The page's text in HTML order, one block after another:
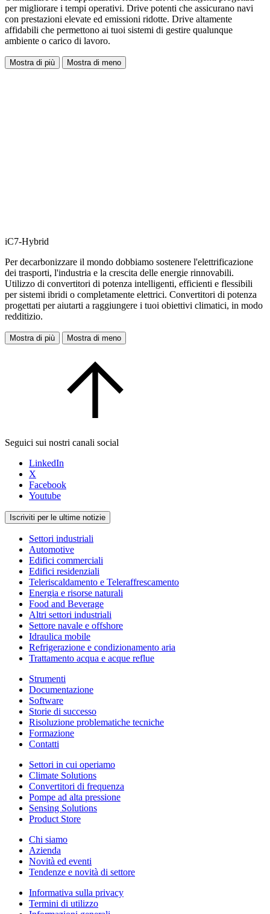
per migliorare i tempi operativi. Drive potenti che assicurano navi
con prestazioni elevate ed emissioni ridotte. Drive altamente
affidabili che permettono ai tuoi sistemi di gestire qualunque
ambiente o carico di lavoro.
Mostra di più Mostra di meno
iC7-Hybrid
Per decarbonizzare il mondo dobbiamo sostenere l'elettrificazione
dei trasporti, l'industria e la crescita delle energie rinnovabili.
Utilizzo di convertitori di potenza intelligenti, efficienti e flessibili
per sistemi ibridi o completamente elettrici. Convertitori di potenza
progettati per aiutarti a raggiungere i tuoi obiettivi climatici, in modo
redditizio.
Mostra di più Mostra di meno
Seguici sui nostri canali social
LinkedIn
X
Facebook
Youtube
Iscriviti per le ultime notizie
Settori industriali
Automotive
Edifici commerciali
Edifici residenziali
Teleriscaldamento e Teleraffrescamento
Energia e risorse naturali
Food and Beverage
Altri settori industriali
Settore navale e offshore
Idraulica mobile
Refrigerazione e condizionamento aria
Trattamento acqua e acque reflue
Strumenti
Documentazione
Software
Storie di successo
Risoluzione problematiche tecniche
Formazione
Contatti
Settori in cui operiamo
Climate Solutions
Convertitori di frequenza
Pompe ad alta pressione
Sensing Solutions
Product Store
Chi siamo
Azienda
Novità ed eventi
Tendenze e novità di settore
Informativa sulla privacy
Termini di utilizzo